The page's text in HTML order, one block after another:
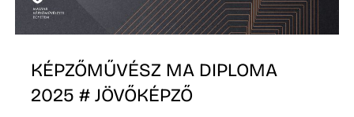
KÉPZŐMŰVÉSZ MA DIPLOMA
2025 # JÖVŐKÉPZŐ